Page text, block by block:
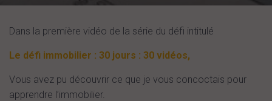
Dans la première vidéo de la série du défi intitulé
Le défi immobilier : 30 jours : 30 vidéos,
Vous avez pu découvrir ce que je vous concoctais pour
apprendre l’immobilier.